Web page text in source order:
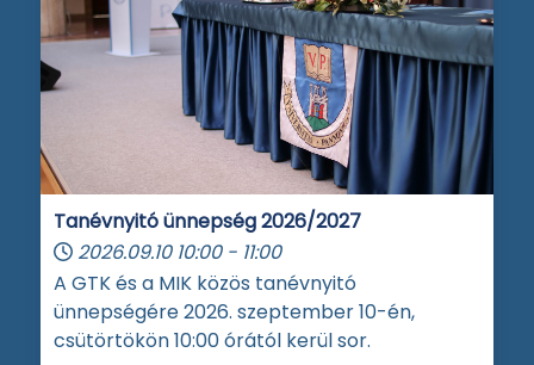
Tanévnyitó ünnepség 2026/2027
2026.09.10 10:00 - 11:00
A GTK és a MIK közös tanévnyitó
ünnepségére 2026. szeptember 10-én,
csütörtökön 10:00 órától kerül sor.